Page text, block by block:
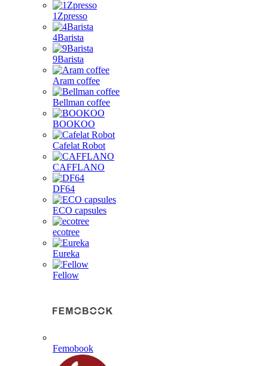
1Zpresso
4Barista
9Barista
Aram coffee
Bellman coffee
BOOKOO
Cafelat Robot
CAFFLANO
DF64
ECO capsules
ecotree
Eureka
Fellow
Femobook